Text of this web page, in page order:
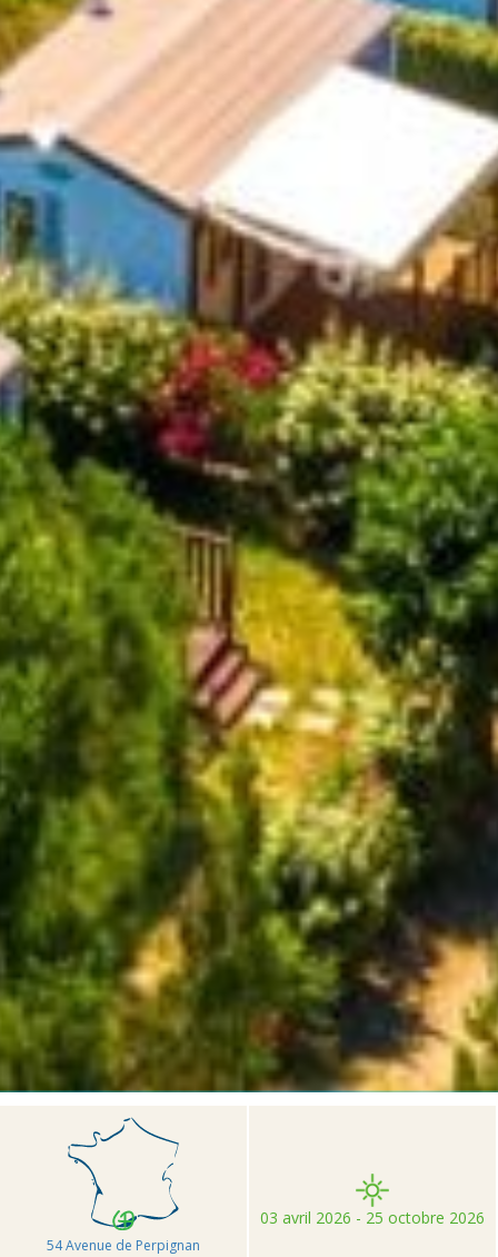
Accueil Camping et Location de vacances Seasonova >>
Ensoya Méditerranée
54 Avenue de Perpignan
03 avril 2026 - 25 octobre 2026